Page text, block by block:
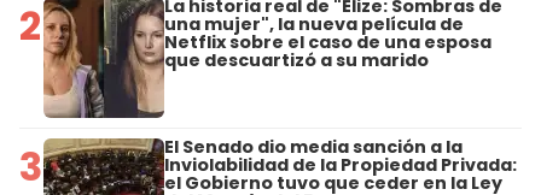
2 La historia real de "Elize: Sombras de
una mujer", la nueva película de
Netflix sobre el caso de una esposa
que descuartizó a su marido
3 El Senado dio media sanción a la
Inviolabilidad de la Propiedad Privada:
el Gobierno tuvo que ceder en la Ley